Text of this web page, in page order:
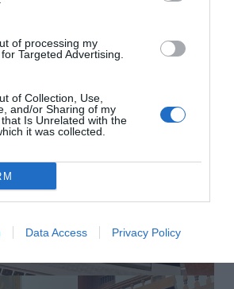
of processing my
Targeted Advertising.
of Collection, Use,
and/or Sharing of my
Is Unrelated with the
it was collected.
Data Access Privacy Policy